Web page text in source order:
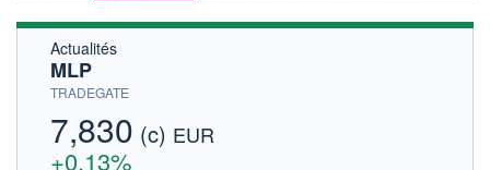
Actualités
MLP
TRADEGATE
7,830 (c) EUR
+0,13%